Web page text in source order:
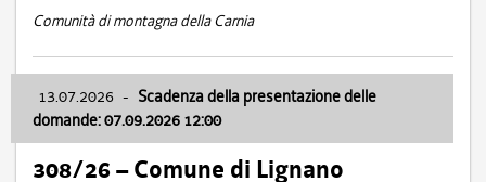
Comunità di montagna della Carnia
13.07.2026 - Scadenza della presentazione delle
domande: 07.09.2026 12:00
308/26 – Comune di Lignano